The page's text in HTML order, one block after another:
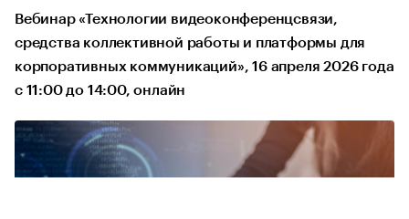
Вебинар «Технологии видеоконференцсвязи,
средства коллективной работы и платформы для
корпоративных коммуникаций», 16 апреля 2026 года
с 11:00 до 14:00, онлайн